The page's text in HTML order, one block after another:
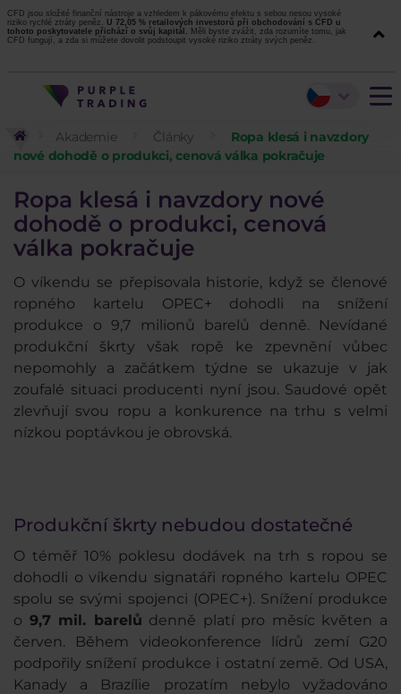
CFD jsou složité finanční nástroje a vzhledem k pákovému efektu s sebou nesou vysoké
riziko rychlé ztráty peněz. U 72,05 % retailových investorů při obchodování s CFD u
tohoto poskytovatele přichází o svůj kapitál. Měli byste zvážit, zda rozumíte tomu, jak
CFD fungují, a zda si můžete dovolit podstoupit vysoké riziko ztráty svých peněz.
Akademie Články
Ropa klesá i navzdory
nové dohodě o produkci, cenová válka pokračuje
Ropa klesá i navzdory nové
dohodě o produkci, cenová
válka pokračuje
O víkendu se přepisovala historie, když se členové
ropného kartelu OPEC+ dohodli na snížení
produkce o 9,7 milionů barelů denně. Nevídané
produkční škrty však ropě ke zpevnění vůbec
nepomohly a začátkem týdne se ukazuje v jak
zoufalé situaci producenti nyní jsou. Saudové opět
zlevňují svou ropu a konkurence na trhu s velmi
nízkou poptávkou je obrovská.
Produkční škrty nebudou dostatečné
O téměř 10% poklesu dodávek na trh s ropou se
dohodli o víkendu signatáři ropného kartelu OPEC
spolu se svými spojenci (OPEC+). Snížení produkce
o 9,7 mil. barelů denně platí pro měsíc květen a
červen. Během videokonference lídrů zemí G20
podpořily snížení produkce i ostatní země. Od USA,
Kanady a Brazílie prozatím nebylo vyžadováno